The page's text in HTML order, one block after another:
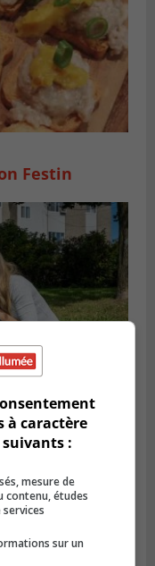
Festin
naissances à
à caractère
suivants :
mesure de
contenu, études
services
sur un